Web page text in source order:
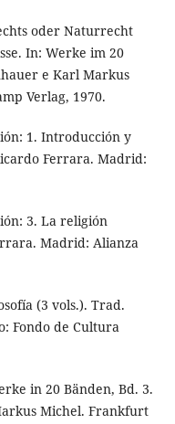
oder Naturrecht
In: Werke im 20
e Karl Markus
Verlag, 1970.
1. Introducción y
Ferrara. Madrid:
3. La religión
Madrid: Alianza
(3 vols.). Trad.
Fondo de Cultura
in 20 Bänden, Bd. 3.
Michel. Frankfurt